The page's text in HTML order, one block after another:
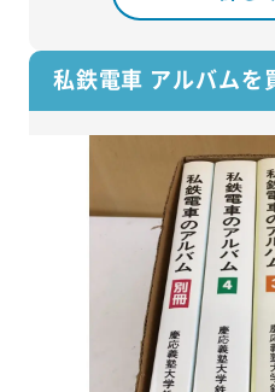
私鉄電車 アルバムを